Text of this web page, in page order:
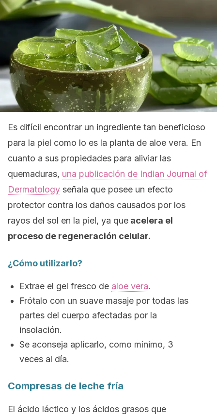
Es difícil encontrar un ingrediente tan beneficioso
para la piel como lo es la planta de aloe vera. En
cuanto a sus propiedades para aliviar las
quemaduras, una publicación de Indian Journal of
Dermatology señala que posee un efecto
protector contra los daños causados ​​por los
rayos del sol en la piel, ya que acelera el
proceso de regeneración celular.
¿Cómo utilizarlo?
Extrae el gel fresco de aloe vera.
Frótalo con un suave masaje por todas las
partes del cuerpo afectadas por la
insolación.
Se aconseja aplicarlo, como mínimo, 3
veces al día.
Compresas de leche fría
El ácido láctico y los ácidos grasos que